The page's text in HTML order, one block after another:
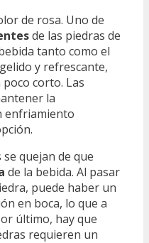
de rosa. Uno de
de las piedras de
tanto como el
y refrescante,
corto. Las
la
enfriamiento
quejan de que
de la bebida. Al pasar
puede haber un
en boca, lo que a
último, hay que
requieren un